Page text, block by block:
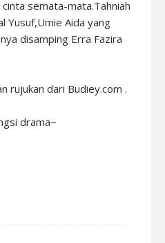
semata-mata.Tahniah
Yusuf,Umie Aida yang
disamping Erra Fazira
rujukan dari Budiey.com .
drama~